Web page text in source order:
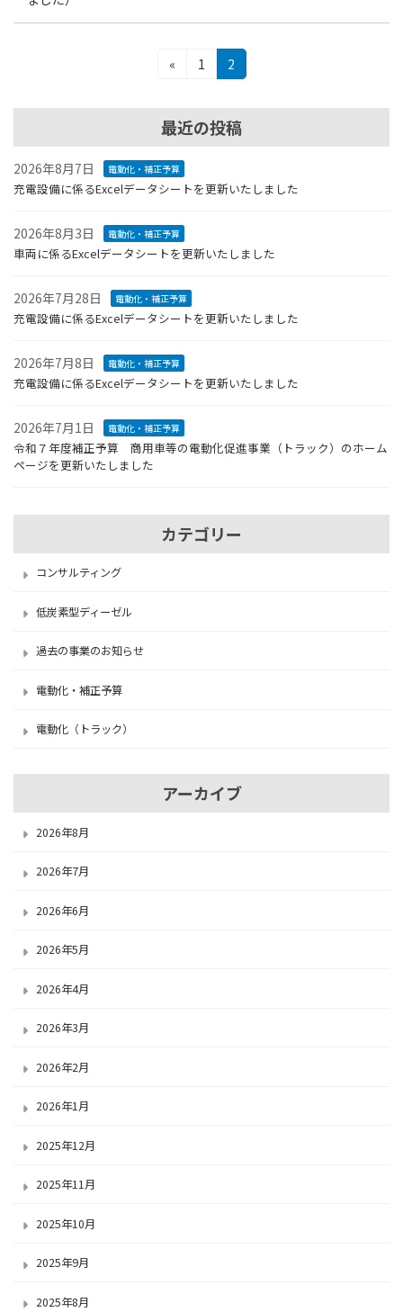
ビ
ゲ
シ
ン
«
固
ジ
1
固
定
ー
ジ
2
最近の投稿
2026年8月7日 電動化・補正予算
充電設備に係るExcelデータシートを更新いたしました
2026年8月3日 電動化・補正予算
車両に係るExcelデータシートを更新いたしました
2026年7月28日 電動化・補正予算
充電設備に係るExcelデータシートを更新いたしました
2026年7月8日 電動化・補正予算
充電設備に係るExcelデータシートを更新いたしました
2026年7月1日 電動化・補正予算
令和７年度補正予算 商用車等の電動化促進事業（トラック）のホーム
ページを更新いたしました
カテゴリー
コンサルティング
低炭素型ディーゼル
過去の事業のお知らせ
電動化・補正予算
電動化（トラック）
アーカイブ
2026年8月
2026年7月
2026年6月
2026年5月
2026年4月
2026年3月
2026年2月
2026年1月
2025年12月
2025年11月
2025年10月
2025年9月
2025年8月